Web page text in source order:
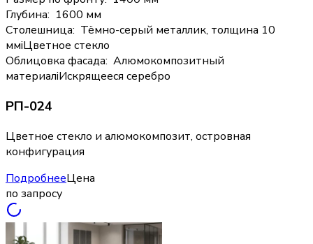
Глубина: 1600 мм
Столешница: Тёмно-серый металлик, толщина 10
ммiЦветное стекло
Облицовка фасада: Алюмокомпозитный
материалiИскрящееся серебро
РП-024
Цветное стекло и алюмокомпозит, островная
конфигурация
ПодробнееЦена
по запросу